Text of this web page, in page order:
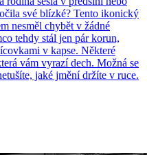
své blízké? Tento ikonický
nesměl chybět v žádné
tehdy stál jen pár korun,
v kapse. Některé
vám vyrazí dech. Možná se
jaké jmění držíte v ruce.